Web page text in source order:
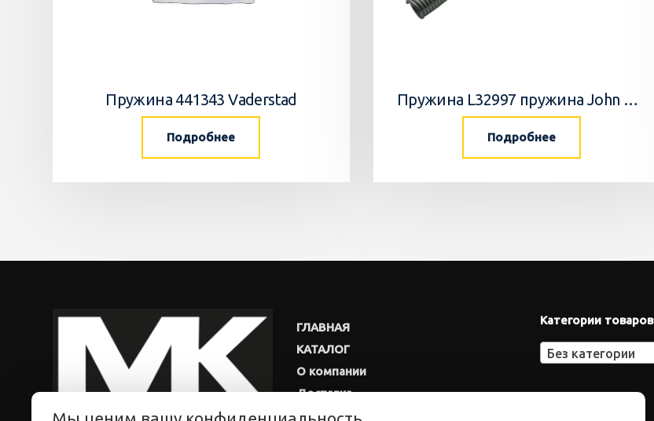
Пружина 441343 Vaderstad
Подробнее
Пружина L32997 пружина John Deere
Подробнее
ГЛАВНАЯ
КАТАЛОГ
О компании
Доставка
Новости
Категории товаров
Без категории